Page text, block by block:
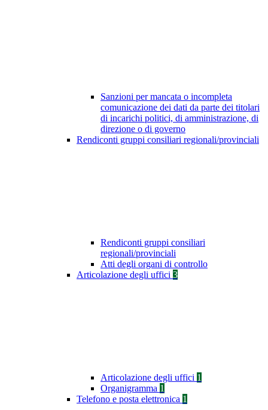
Sanzioni per mancata o incompleta
comunicazione dei dati da parte dei titolari
di incarichi politici, di amministrazione, di
direzione o di governo
Rendiconti gruppi consiliari regionali/provinciali
Rendiconti gruppi consiliari
regionali/provinciali
Atti degli organi di controllo
Articolazione degli uffici 3
Articolazione degli uffici 1
Organigramma 1
Telefono e posta elettronica 1